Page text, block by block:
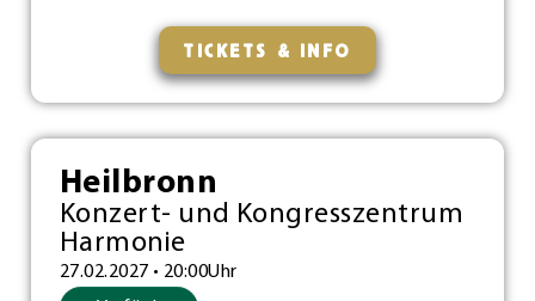
TICKETS & INFO
Heilbronn
Konzert- und Kongresszentrum
Harmonie
27.02.2027 • 20:00Uhr